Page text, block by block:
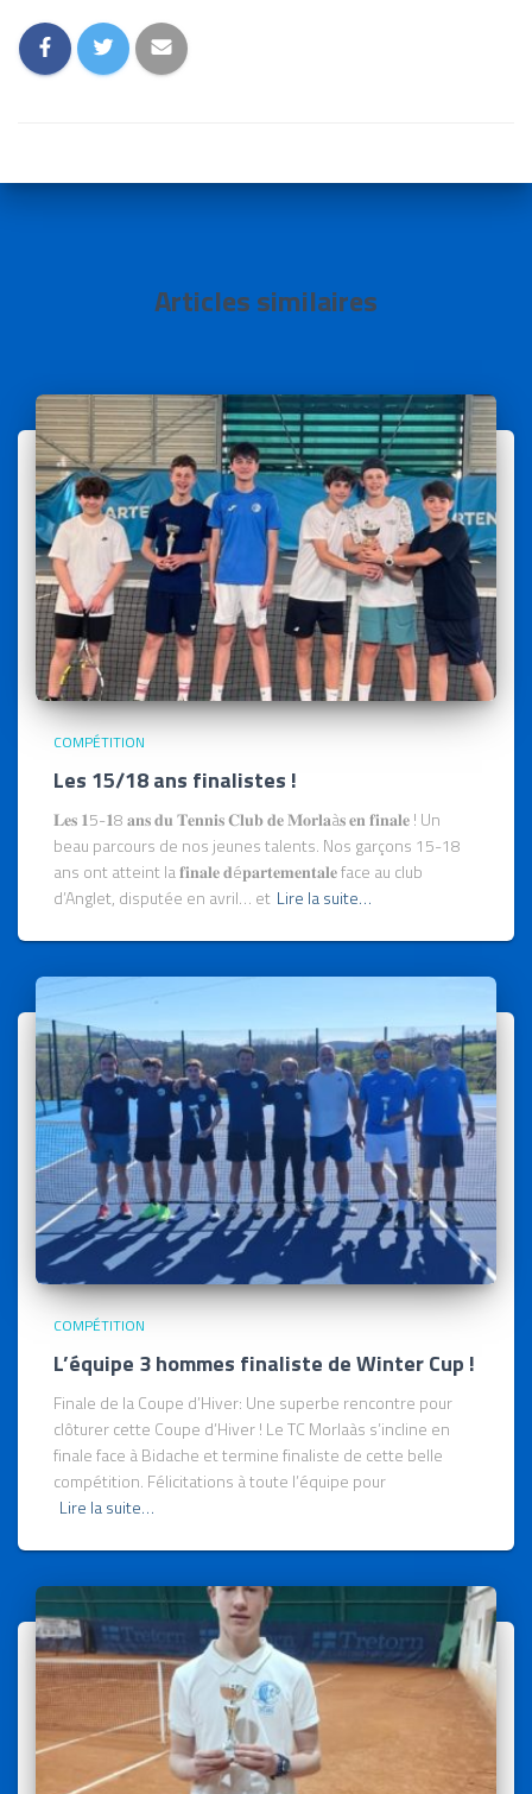
Articles similaires
COMPÉTITION
Les 15/18 ans finalistes !
𝐋𝐞𝐬 𝟏5-𝟏8 𝐚𝐧𝐬 𝐝𝐮 𝐓𝐞𝐧𝐧𝐢𝐬 𝐂𝐥𝐮𝐛 𝐝𝐞 𝐌𝐨𝐫𝐥𝐚à𝐬 𝐞𝐧 𝐟𝐢𝐧𝐚𝐥𝐞 ! Un
beau parcours de nos jeunes talents. Nos garçons 15-18
ans ont atteint la 𝐟𝐢𝐧𝐚𝐥𝐞 𝐝é𝐩𝐚𝐫𝐭𝐞𝐦𝐞𝐧𝐭𝐚𝐥𝐞 face au club
d’Anglet, disputée en avril… et Lire la suite…
COMPÉTITION
L’équipe 3 hommes finaliste de Winter Cup !
Finale de la Coupe d’Hiver: Une superbe rencontre pour
clôturer cette Coupe d’Hiver ! Le TC Morlaàs s’incline en
finale face à Bidache et termine finaliste de cette belle
compétition. Félicitations à toute l’équipe pour
Lire la suite…